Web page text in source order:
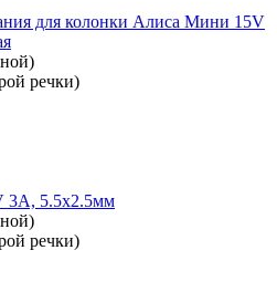
для колонки Алиса Мини 15V
речки)
3A, 5.5x2.5мм
речки)